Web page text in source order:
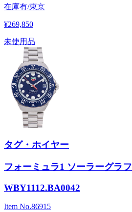
在庫有/東京
¥269,850
未使用品
タグ・ホイヤー
フォーミュラ1 ソーラーグラフ
WBY1112.BA0042
Item No.86915